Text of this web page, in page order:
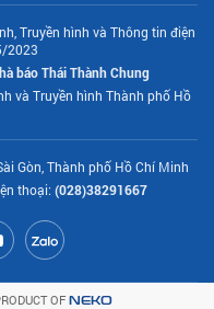
Truyền hình và Thông tin điện
2023
báo Thái Thành Chung
và Truyền hình Thành phố Hồ
Gòn, Thành phố Hồ Chí Minh
thoại: (028)38291667
OF NEKO